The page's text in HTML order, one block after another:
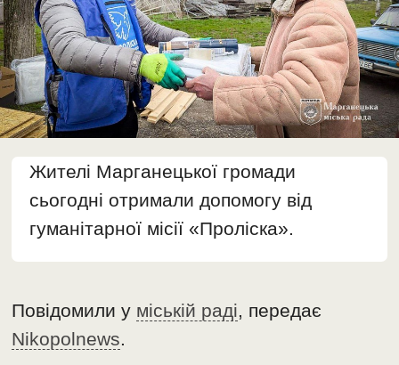
Жителі Марганецької громади
сьогодні отримали допомогу від
гуманітарної місії «Проліска».
Повідомили у міській раді, передає
Nikopolnews.